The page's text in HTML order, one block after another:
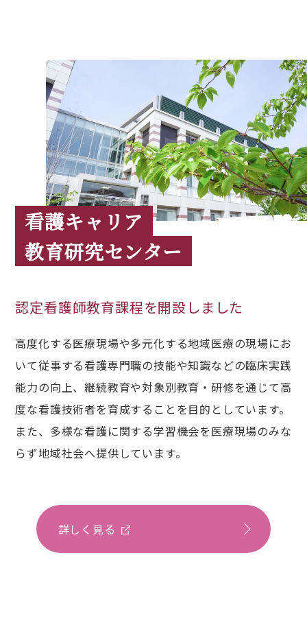
看護キャリア
教育研究センター
認定看護師教育課程を開設しました
高度化する医療現場や多元化する地域医療の現場にお
いて従事する看護専門職の技能や知識などの臨床実践
能力の向上、継続教育や対象別教育・研修を通じて高
度な看護技術者を育成することを目的としています。
また、多様な看護に関する学習機会を医療現場のみな
らず地域社会へ提供しています。
詳しく見る